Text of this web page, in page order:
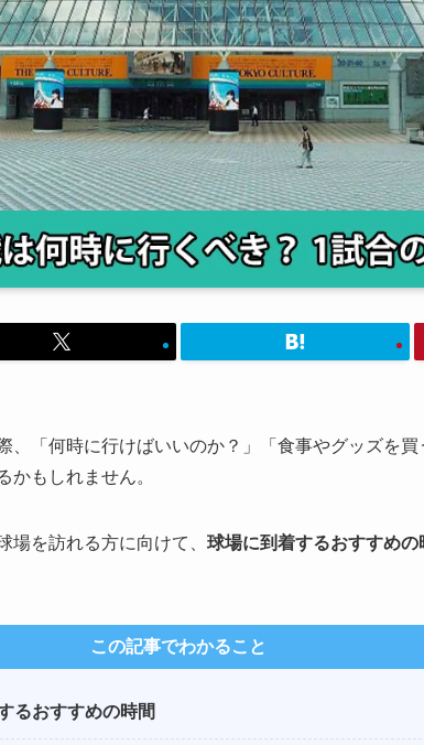
、「何時に行けばいいのか？」「食事やグッズを買
かもしれません。
場を訪れる方に向けて、 球場に到着するおすすめ
この記事でわかること
るおすすめの時間